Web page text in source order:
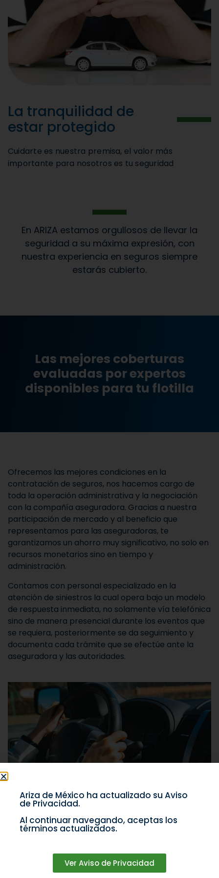
Búsqueda
La tranquilidad de
estar protegido
Cuidarte es nuestra premisa, el valor más
importante para nosotros es tu seguridad
En ARIZA estamos orgullosos de llevar la
seguridad a su máxima expresión, con
nuestra experiencia en seguros siempre
estarás cubierto.
Las mejores coberturas
evaluadas por expertos
disponibles para tu flotilla
Ofrecemos las mejores condiciones en la
contratación de seguros, nos hacemos cargo de
toda la operación administrativa y la negociación
con la compañía aseguradora. Gracias a nuestra
participación de mercado y al beneficio que
representamos para las aseguradoras, te
garantizamos un ahorro muy significativo, no solo en
recursos monetarios sino en tiempo y
administración.
Contamos con personal especializado en la
atención de siniestros la cual opera bajo un modelo
de respuesta inmediata, no solamente vía telefónica
sino de manera presencial durante los eventos que
se requiera, posteriormente se da seguimiento y
documenta cada trámite que se efectúe ante la
aseguradora y las autoridades.
informándote
Ariza de México ha actualizado su Aviso
de Privacidad.
Al continuar navegando, aceptas los
términos actualizados.
Ver Aviso de Privacidad